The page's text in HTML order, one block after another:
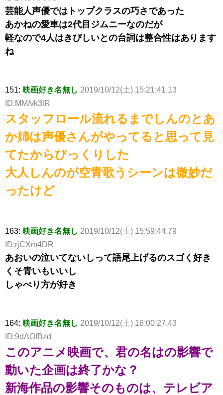
芸能人声優ではトップクラスの巧さであった
あかねの愛車は2代目ジムニーなのだが
軽なので4人はきびしいとの台詞は整合性はあります
ね
151: 映画好き名無し 2019/10/12(土) 15:21:41.13
ID:MM/vk3lR
スタッフロール流れるまでしんのとあ
か姉は声優さんがやってると思って見
てたからびっくりした
大人しんのが空青歌うシーンは微妙だ
ったけど
163: 映画好き名無し 2019/10/12(土) 15:59:44.79
ID:rjCXm4DR
あおいの泣いてないしって語尾上げるのスゴく好き
くそ青いもいいし
しゃべり方が好き
164: 映画好き名無し 2019/10/12(土) 16:00:27.43
ID:9dAOfBzd
このアニメ映画で、君の名はの影響で
動いた企画は終了かな？
新海作品の影響そのものは、テレビア